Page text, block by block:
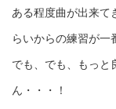
ある程度曲が出来て
らいからの練習が一
でも、でも、もっと
ん・・・！